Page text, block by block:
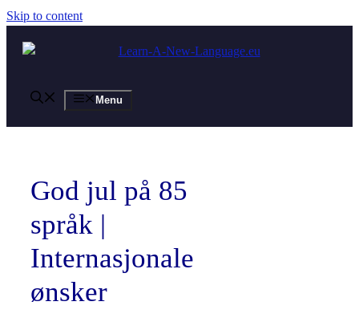
Skip to content
Menu
God jul på 85
språk |
Internasjonale
ønsker